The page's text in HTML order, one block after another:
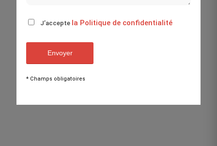
J’accepte la Politique de confidentialité
* Champs obligatoires